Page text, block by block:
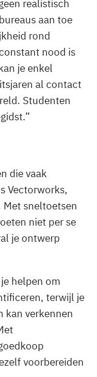
realistisch
aan toe
rond
nood is
je enkel
al contact
Studenten
die vaak
Vectorworks,
Met sneltoetsen
niet per se
je ontwerp
helpen om
terwijl je
kan verkennen
voorbereiden